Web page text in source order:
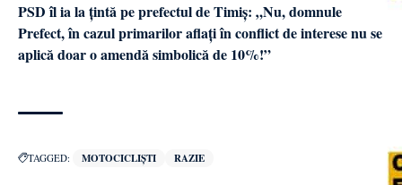
PSD îl ia la țintă pe prefectul de Timiș: „Nu, domnule
Prefect, în cazul primarilor aflați în conflict de interese nu se
aplică doar o amendă simbolică de 10%!”
TAGGED: MOTOCICLIȘTI RAZIE